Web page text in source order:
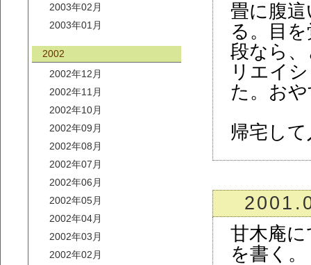
2003年02月
2003年01月
2002
2002年12月
2002年11月
2002年10月
2002年09月
2002年08月
2002年07月
2002年06月
2002年05月
2002年04月
2002年03月
2002年02月
畳に腹
る。目
段なら
リエイ
た。お
帰宅し
甘木庵
を書く。